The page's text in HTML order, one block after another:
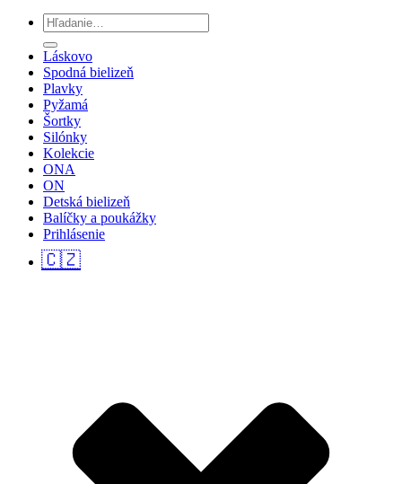
Hľadať:
Láskovo
Spodná bielizeň
Plavky
Pyžamá
Šortky
Silónky
Kolekcie
ONA
ON
Detská bielizeň
Balíčky a poukážky
Prihlásenie
🇨🇿